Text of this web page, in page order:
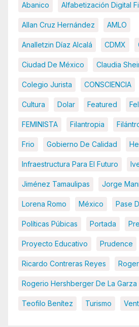
Abanico Alfabetización Digital
Allan Cruz Hernández AMLO
Analletzin Díaz Alcalá CDMX
Ciudad De México Claudia
Colegio Jurista CONSCIENCIA
Cultura Dolar Featured
FEMINISTA Filantropia
Frio Gobierno De Calidad
Infraestructura Para El Futuro
Jiménez Tamaulipas Jorge
Lorena Romo México Pase
Políticas Púbicas Portada
Proyecto Educativo Prudence
Ricardo Contreras Reyes
Rogerio Hershberger De La Garza
Teofilo Benítez Turismo